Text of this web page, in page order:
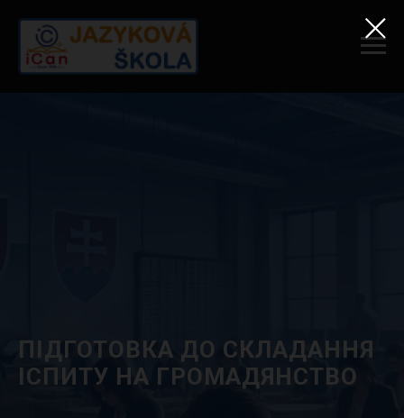
ПІДГОТОВКА ДО СКЛАДАННЯ
ІСПИТУ НА ГРОМАДЯНСТВО